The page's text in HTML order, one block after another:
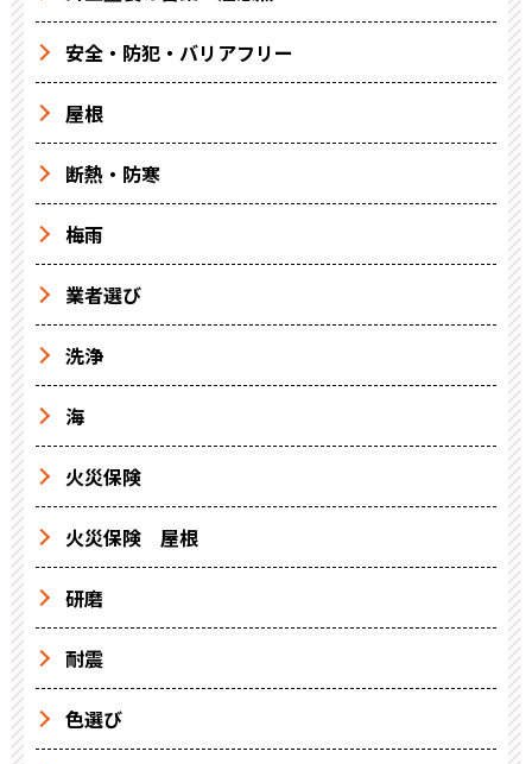
安全・防犯・バリアフリー
屋根
断熱・防寒
梅雨
業者選び
洗浄
海
火災保険
火災保険 屋根
研磨
耐震
色選び